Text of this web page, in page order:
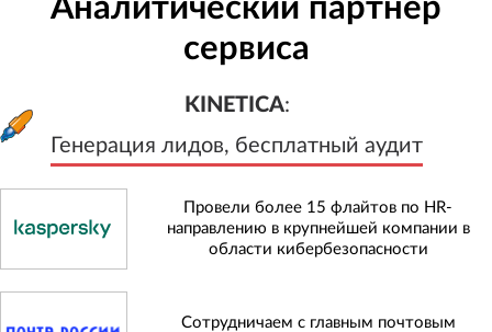
Аналитический партнер
сервиса
KINETICA:
Генерация лидов, бесплатный аудит
Генерация лидов, бесплатный
Провели более 15 флайтов по HR-
направлению в крупнейшей компании в
области кибербезопасности
Сотрудничаем с главным почтовым